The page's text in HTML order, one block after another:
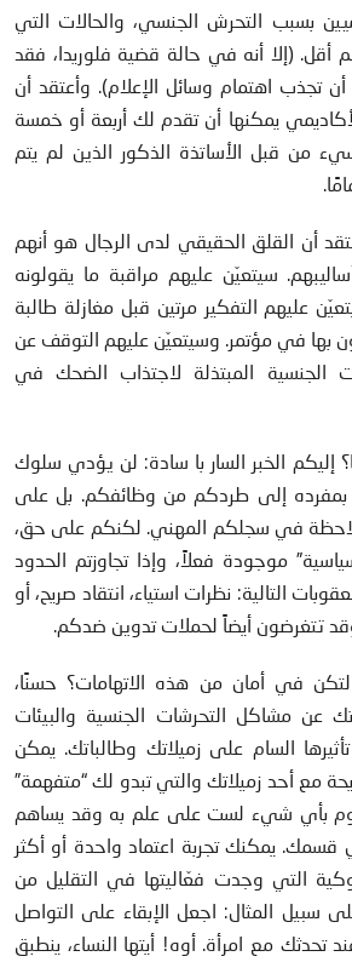
بسبب التحرش الجنسي، والحالات التي
أقل. (إلا أنه في حالة قضية فلوريدا، فقد
تجذب اهتمام وسائل الإعلام). وأعتقد أن
يمكنها أن تقدم لك أربعة أو خمسة
من قبل الأساتذة الذكور الذين لم يتم
أن القلق الحقيقي لدى الرجال هو أنهم
سيتعيّن عليهم مراقبة ما يقولونه
عليهم التفكير مرتين قبل مغازلة طالبة
بها في مؤتمر. وسيتعيّن عليهم التوقف عن
الجنسية المبتذلة لاجتذاب الضحك في
إليكم الخبر السار با سادة: لن يؤدي سلوك
بمفرده إلى طردكم من وظائفكم. بل على
في سجلكم المهني. لكنكم على حق،
موجودة فعلاً، وإذا تجاوزتم الحدود
التالية: نظرات استياء، انتقاد صريح، أو
تتغرضون أيضاً لحملات تدوين ضدكم.
في أمان من هذه الاتهامات؟ حسنًا،
عن مشاكل التحرشات الجنسية والبيئات
تأثيرها السام على زميلاتك وطالباتك. يمكن
مع أحد زميلاتك والتي تبدو لك “متفهمة”
بأي شيء لست على علم به وقد يساهم
يمكنك تجربة اعتماد واحدة أو أكثر
التي وجدت فعّاليتها في التقليل من
سبيل المثال: اجعل الإبقاء على التواصل
تحدثك مع امرأة. أوه! أيتها النساء، ينطبق